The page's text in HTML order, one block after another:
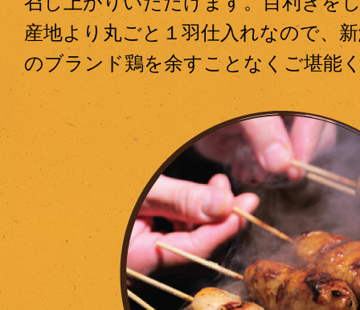
産地より丸ごと１羽仕入れなので、
のブランド鶏を余すことなくご堪能